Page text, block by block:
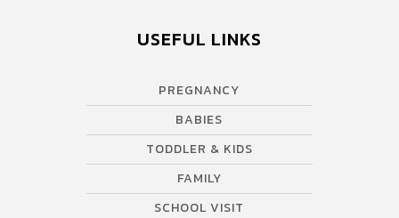
USEFUL LINKS
PREGNANCY
BABIES
TODDLER & KIDS
FAMILY
SCHOOL VISIT